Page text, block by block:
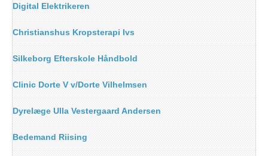
Digital Elektrikeren
Christianshus Kropsterapi Ivs
Silkeborg Efterskole Håndbold
Clinic Dorte V v/Dorte Vilhelmsen
Dyrelæge Ulla Vestergaard Andersen
Bedemand Riising